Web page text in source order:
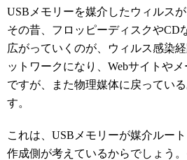
USBメモリーを媒介したウィルス
その昔、フロッピーディスクやCD
広がっていくのが、ウィルス感染
ットワークになり、Webサイトや
ですが、また物理媒体に戻ってい
す。
これは、USBメモリーが媒介ルー
作成側が考えているからでしょう